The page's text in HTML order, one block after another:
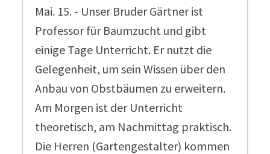
Mai. 15. - Unser Bruder Gärtner ist
Professor für Baumzucht und gibt
einige Tage Unterricht. Er nutzt die
Gelegenheit, um sein Wissen über den
Anbau von Obstbäumen zu erweitern.
Am Morgen ist der Unterricht
theoretisch, am Nachmittag praktisch.
Die Herren (Gartengestalter) kommen